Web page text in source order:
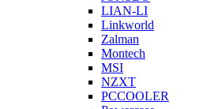
LIAN-LI
Linkworld
Zalman
Montech
MSI
NZXT
PCCOOLER